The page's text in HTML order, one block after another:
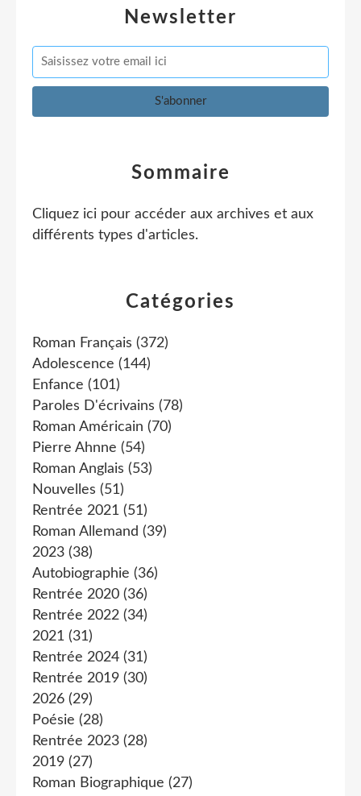
Newsletter
Catégories
Roman Français (372)
Adolescence (144)
Enfance (101)
Paroles D'écrivains (78)
Roman Américain (70)
Pierre Ahnne (54)
Roman Anglais (53)
Nouvelles (51)
Rentrée 2021 (51)
Roman Allemand (39)
2023 (38)
Autobiographie (36)
Rentrée 2020 (36)
Rentrée 2022 (34)
2021 (31)
Rentrée 2024 (31)
Rentrée 2019 (30)
2026 (29)
Poésie (28)
Rentrée 2023 (28)
2019 (27)
Roman Biographique (27)
Sommaire
Cliquez ici pour accéder aux archives et aux
différents types d'articles.